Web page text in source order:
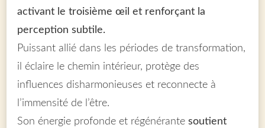
activant le troisième œil et renforçant la
perception subtile.
Puissant allié dans les périodes de transformation,
il éclaire le chemin intérieur, protège des
influences disharmonieuses et reconnecte à
l’immensité de l’être.
Son énergie profonde et régénérante soutient